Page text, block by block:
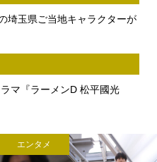
玉県ご当地キャラクターが
マ『ラーメンD 松平國光
エンタメ